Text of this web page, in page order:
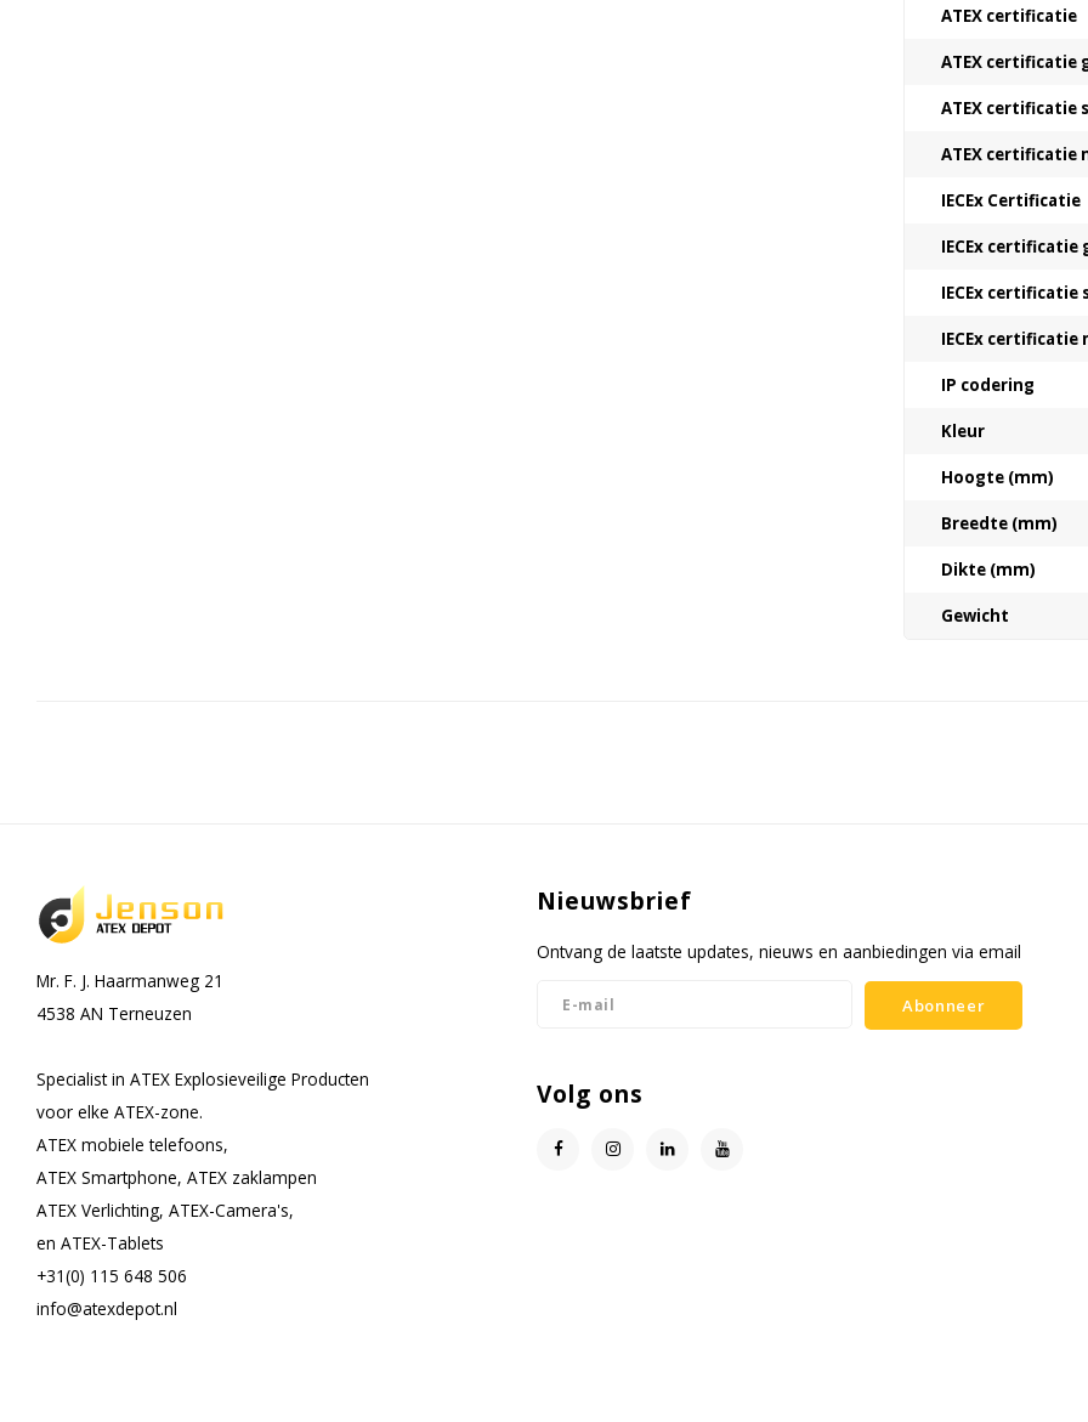
ATEX certificatie
ATEX certificatie
ATEX certificatie
ATEX certificatie
IECEx Certificatie
IECEx certificatie
IECEx certificatie
IECEx certificatie
IP codering
Kleur
Hoogte (mm)
Breedte (mm)
Dikte (mm)
Gewicht
Mr. F. J. Haarmanweg 21
4538 AN Terneuzen
Specialist in ATEX Explosieveilige Producten
voor elke ATEX-zone.
ATEX mobiele telefoons,
ATEX Smartphone, ATEX zaklampen
ATEX Verlichting, ATEX-Camera's,
en ATEX-Tablets
+31(0) 115 648 506
info@atexdepot.nl
Nieuwsbrief
Ontvang de laatste updates, nieuws en aanbiedingen via email
Abonneer
Volg ons